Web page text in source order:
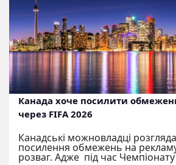
Канада хоче посилити
через FIFA 2026
Канадські можновладці
посилення обмежень на
розваг. Адже під час Чемпіонату